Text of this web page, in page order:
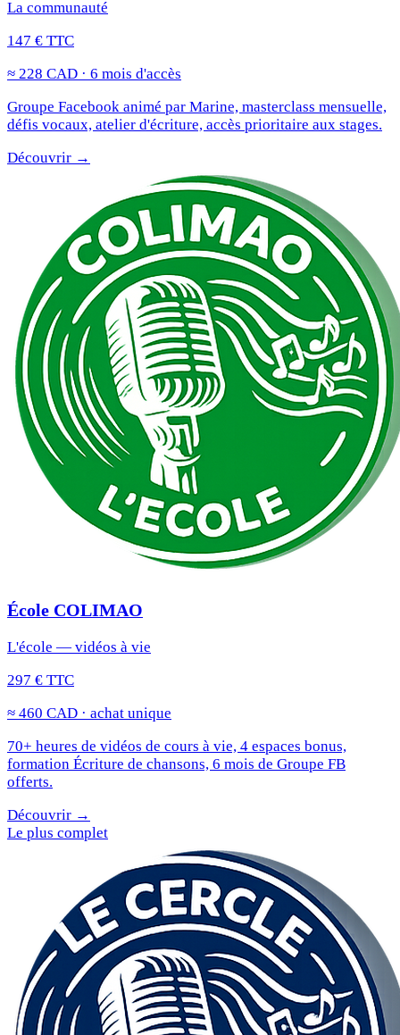
La communauté
147 € TTC
≈ 228 CAD · 6 mois d'accès
Groupe Facebook animé par Marine, masterclass mensuelle,
défis vocaux, atelier d'écriture, accès prioritaire aux stages.
Découvrir →
École COLIMAO
L'école — vidéos à vie
297 € TTC
≈ 460 CAD · achat unique
70+ heures de vidéos de cours à vie, 4 espaces bonus,
formation Écriture de chansons, 6 mois de Groupe FB
offerts.
Découvrir →
Le plus complet